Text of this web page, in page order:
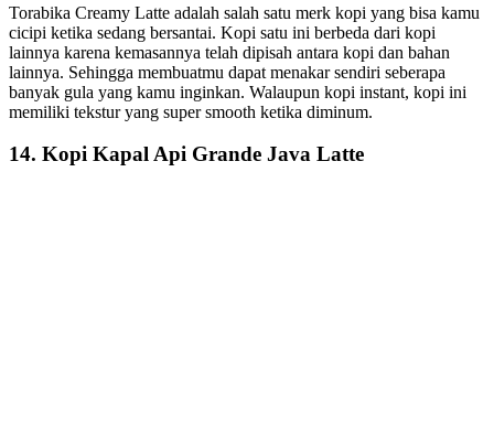
Torabika Creamy Latte adalah salah satu merk kopi yang bisa kamu
cicipi ketika sedang bersantai. Kopi satu ini berbeda dari kopi
lainnya karena kemasannya telah dipisah antara kopi dan bahan
lainnya. Sehingga membuatmu dapat menakar sendiri seberapa
banyak gula yang kamu inginkan. Walaupun kopi instant, kopi ini
memiliki tekstur yang super smooth ketika diminum.
14. Kopi Kapal Api Grande Java Latte